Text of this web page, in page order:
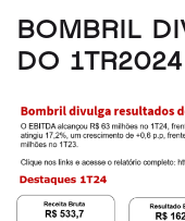
BOMBRIL
DO 1TR2024